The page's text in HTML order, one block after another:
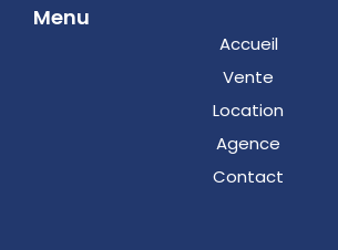
Menu
Accueil
Vente
Location
Agence
Contact